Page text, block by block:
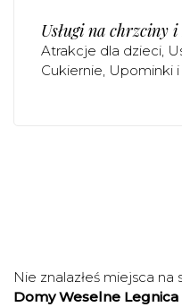
Usługi na chrzciny
Atrakcje dla dzieci
Cukiernie Upominki
Nie znalazłeś miejsca
Domy Weselne Legnica